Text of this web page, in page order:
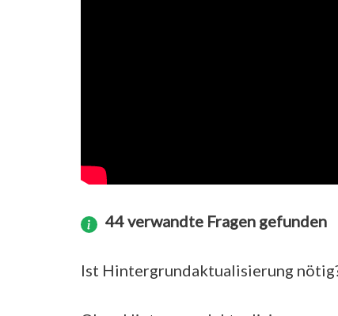
44 verwandte Fragen gefunden
Ist Hintergrundaktualisierung